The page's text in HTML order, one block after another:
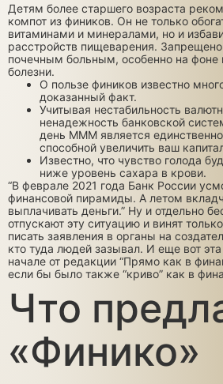
Детям более старшего возраста
компот из фиников. Он не только
витаминами и минералами, но и
расстройств пищеварения.
почечным больным, особенно на фоне
болезни.
О пользе фиников известно
доказанный факт.
Учитывая нестабильность
ненадежность банковской
день MMM является
способной увеличить ваш
Известно, что чувство голода
ниже уровень сахара в крови.
“В феврале 2021 года Банк России
финансовой пирамиды. А летом
выплачивать деньги.” Ну и отдельно
отпускают эту ситуацию и винят
писать заявления в органы на
кто туда людей зазывал. И еще вот
начале от редакции “Прямо как в
если бы было также “криво” как в
Что
«Финико»